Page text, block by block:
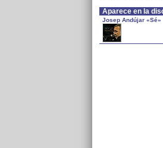
Aparece en la
Josep Andújar «Sé»